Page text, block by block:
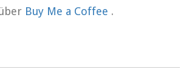
Buy Me a Coffee .